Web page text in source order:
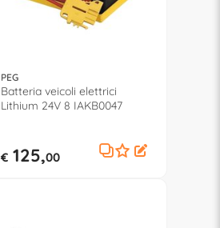
PEG
Batteria veicoli elettrici
Lithium 24V 8 IAKB0047
€125,00